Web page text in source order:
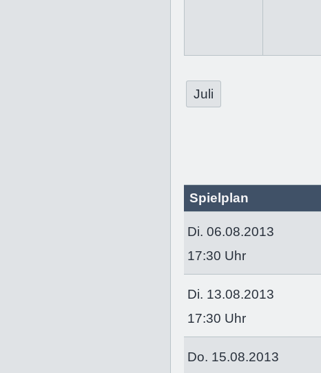
Juli
Spielplan
Di. 06.08.2013
17:30 Uhr
Di. 13.08.2013
17:30 Uhr
Do. 15.08.2013